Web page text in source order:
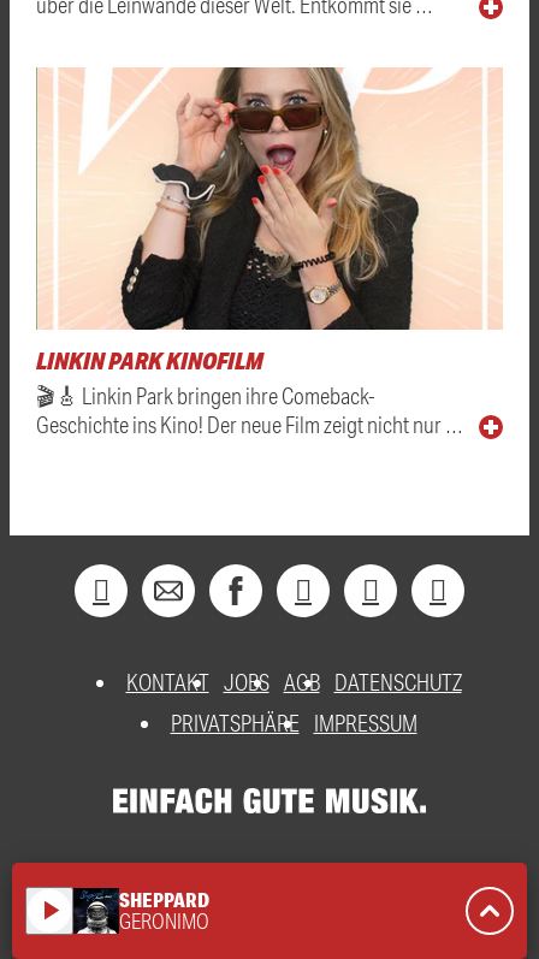
LINKIN PARK KINOFILM
🎬🎸 Linkin Park bringen ihre Comeback-
Geschichte ins Kino! Der neue Film zeigt nicht nur …
KONTAKT JOBS AGB DATENSCHUTZ
PRIVATSPHÄRE
IMPRESSUM
play_arrow SHEPPARD
GERONIMO